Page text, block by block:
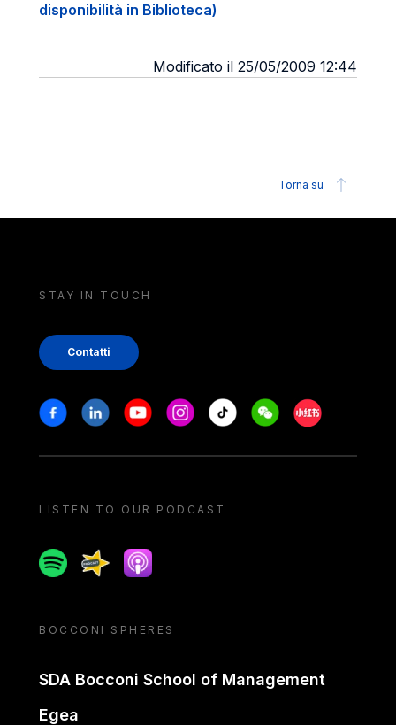
disponibilità in Biblioteca)
Modificato il 25/05/2009 12:44
Torna su
STAY IN TOUCH
Contatti
Stay in touch
FacebookLinkedinYoutubeInstagram
Tiktok WeechatXiaohongshu/
LISTEN TO OUR PODCAST
SpotifySpreakerApple podcast
BOCCONI SPHERES
SDA Bocconi School of Management
Egea